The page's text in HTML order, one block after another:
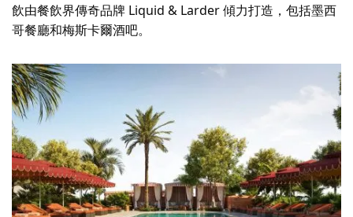
飲由餐飲界傳奇品牌 Liquid & Larder 傾力打造，包括墨西
哥餐廳和梅斯卡爾酒吧。